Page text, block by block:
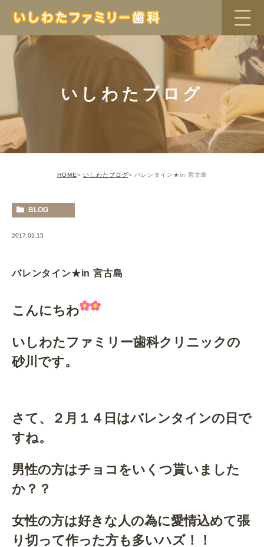
いしわたブログ
HOME いしわたブログ バレンタイン★in 宮古島
BLOG
2017.02.15
バレンタイン★in 宮古島
こんにちわ
いしわたファミリー歯科クリニックの
砂川です。
さて、２月１４日はバレンタインの日で
すね。
男性の方はチョコをいくつ貰いました
か？？
女性の方は好きな人の為に愛情込めて張
り切って作った方も多いハズ！！